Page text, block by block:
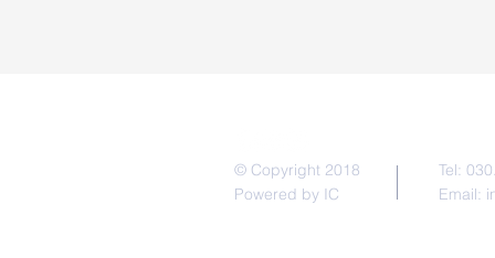
© Copyright 2018
Powered by IC
Tel:
Email: